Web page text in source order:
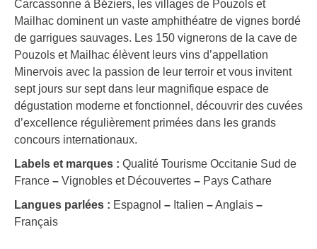
Carcassonne à Béziers, les villages de Pouzols et
Mailhac dominent un vaste amphithéatre de vignes bordé
de garrigues sauvages. Les 150 vignerons de la cave de
Pouzols et Mailhac élèvent leurs vins d’appellation
Minervois avec la passion de leur terroir et vous invitent
sept jours sur sept dans leur magnifique espace de
dégustation moderne et fonctionnel, découvrir des cuvées
d’excellence régulièrement primées dans les grands
concours internationaux.
Labels et marques : Qualité Tourisme Occitanie Sud de
France – Vignobles et Découvertes – Pays Cathare
Langues parlées : Espagnol – Italien –Anglais –
Français